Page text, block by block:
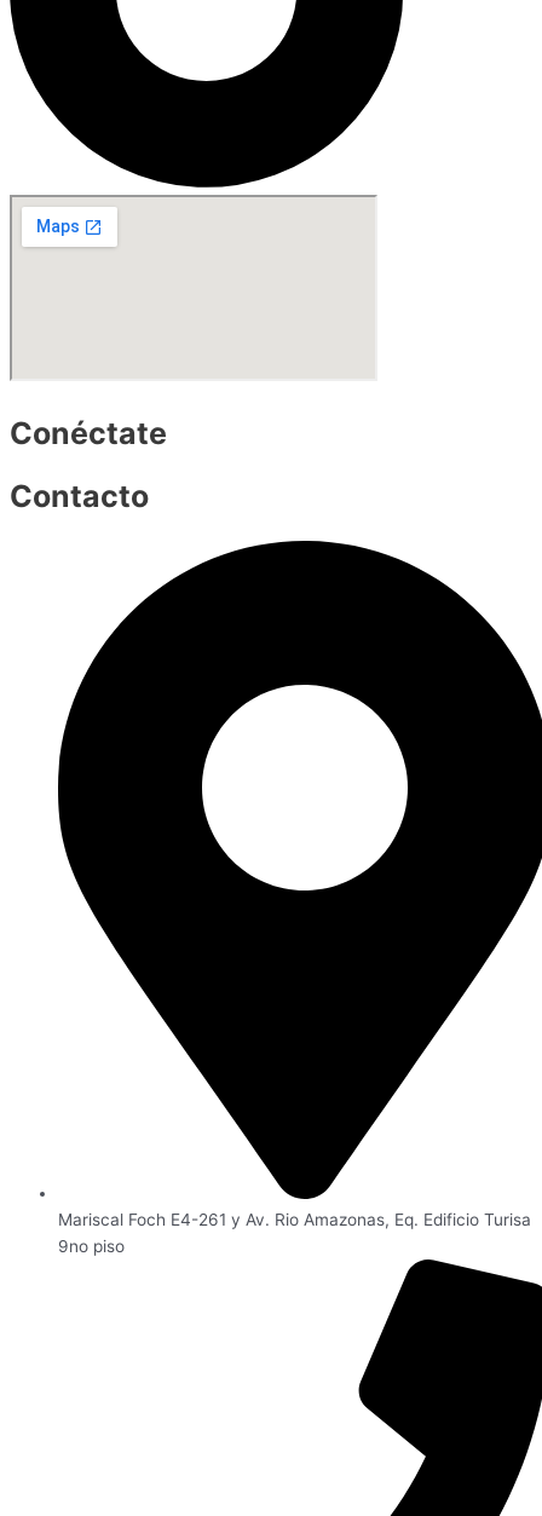
Conéctate
Contacto
Mariscal Foch E4-261 y Av. Rio Amazonas, Eq. Edificio Turisa
9no piso